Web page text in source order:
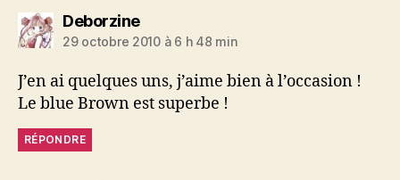
Deborzinedit :
29 octobre 2010 à 6 h 48 min
J’en ai quelques uns, j’aime bien à l’occasion !
Le blue Brown est superbe !
RÉPONDRE